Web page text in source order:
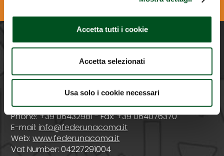
Accetta tutti i cookie
Accetta selezionati
Usa solo i cookie necessari
PROMOTED BY
Italy - 00159 Roma - Via Venafro, 5
Phone: +39 06432981 - Fax: +39 064076370
E-mail:info@federunacoma.it
Web:www.federunacoma.it
Vat Number: 04227291004